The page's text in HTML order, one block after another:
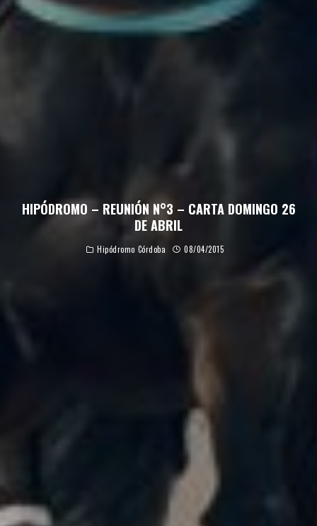
HIPÓDROMO – REUNIÓN N°3 – CARTA DOMINGO 26
DE ABRIL
Hipódromo Córdoba 08/04/2015